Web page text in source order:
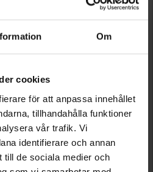
Om
cookies
för att anpassa innehållet
tillhandahålla funktioner
vår trafik. Vi
identifierare och annan
till de sociala medier och
Sukat Puuvilla 3-pakkaus
High Mountain
4065
Alk.5,50 €